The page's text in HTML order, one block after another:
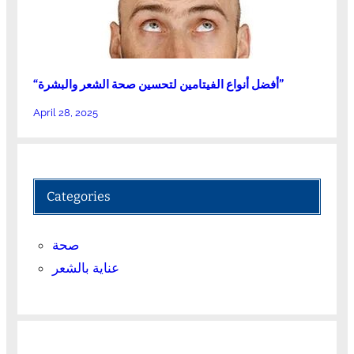
“أفضل أنواع الفيتامين لتحسين صحة الشعر والبشرة”
April 28, 2025
Categories
صحة
عناية بالشعر